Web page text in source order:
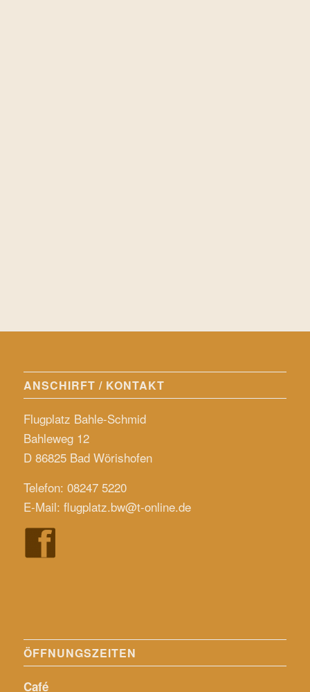
ANSCHIRFT / KONTAKT
Flugplatz Bahle-Schmid
Bahleweg 12
D 86825 Bad Wörishofen
Telefon: 08247 5220
E-Mail: flugplatz.bw@t-online.de
ÖFFNUNGSZEITEN
Café